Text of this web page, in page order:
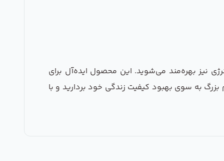
نیز بهره‌مند می‌شوید. این محصول ایده‌آل برای
و کیفیت آب اهمیت می‌دهند. با انتخاب ترانس تصفیه آب خانگی 24 ولت، یک گام بزرگ به سوی بهبود کیفیت زندگی خود بردارید و با